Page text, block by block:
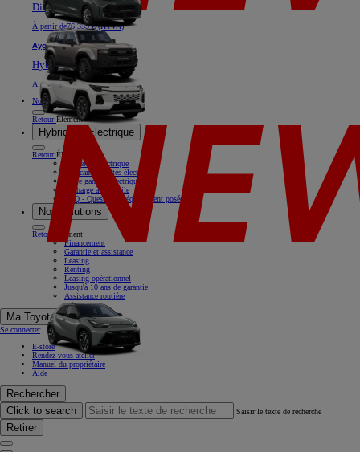
Diesel
À partir de76.355 € (HTVA)
Aygo X
Hybride
À partir de18.769 € (HTVA)
Nos offres
RetourÉlément
Hybride & Electrique
RetourÉlément
Rouler en électrique
Nos camionnettes électriques
Notre gamme électrique
Recharge à domicile
FAQ - Questions fréquemment posées
Nos solutions
Retour
Élément
Financement
Garantie et assistance
Leasing
Renting
Leasing opérationnel
Jusqu'à 10 ans de garantie
Assistance routière
Ma Toyota
Se connecter
E-store
Rendez-vous atelier
Manuel du propriétaire
Aide
Rechercher
Click to search
Saisir le texte de recherche
Retirer